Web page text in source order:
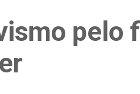
pelo